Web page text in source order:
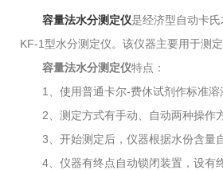
容量法水分测定仪是经济型自动卡
KF-1型水分测定仪。该仪器主要用于测
容量法水分测定仪特点：
1、使用普通卡尔-费休试剂作标准溶
2、测定方式有手动、自动两种操作
3、开始测定后，仪器根据水份含量
4、仪器有终点自动锁闭装置，设有